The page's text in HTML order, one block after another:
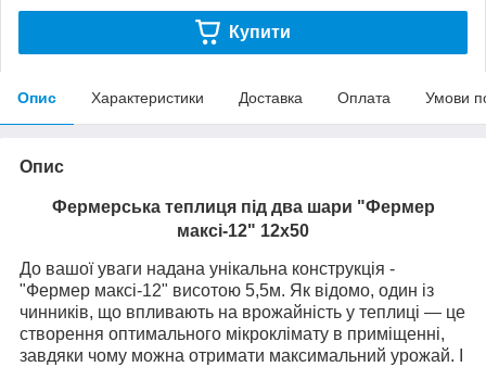
Купити
Опис Характеристики Доставка Оплата Умови
Опис
Фермерська теплиця під два шари "Фермер
максі-12" 12х50
До вашої уваги надана унікальна конструкція -
"Фермер максі-12" висотою 5,5м. Як відомо, один із
чинників, що впливають на врожайність у теплиці — це
створення оптимального мікроклімату в приміщенні,
завдяки чому можна отримати максимальний урожай. І